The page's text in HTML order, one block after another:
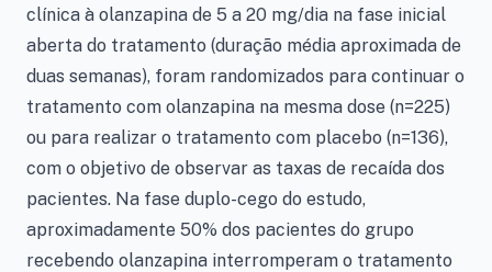
clínica à olanzapina de 5 a 20 mg/dia na fase inicial
aberta do tratamento (duração média aproximada de
duas semanas), foram randomizados para continuar o
tratamento com olanzapina na mesma dose (n=225)
ou para realizar o tratamento com placebo (n=136),
com o objetivo de observar as taxas de recaída dos
pacientes. Na fase duplo-cego do estudo,
aproximadamente 50% dos pacientes do grupo
recebendo olanzapina interromperam o tratamento